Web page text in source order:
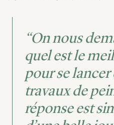
“On nous
quel est le
pour se lancer
travaux de
réponse est